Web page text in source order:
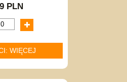
PLN
WIĘCEJ